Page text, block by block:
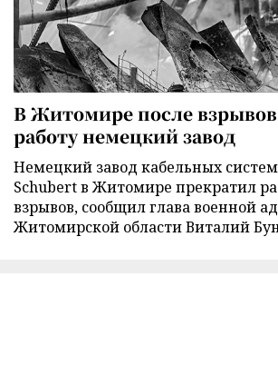
В Житомире после
работу немецкий завод
Немецкий завод кабельных
Schubert в Житомире прекратил
взрывов, сообщил глава военной
Житомирской области Виталий